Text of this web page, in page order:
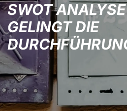
SWOT
GELINGT DIE